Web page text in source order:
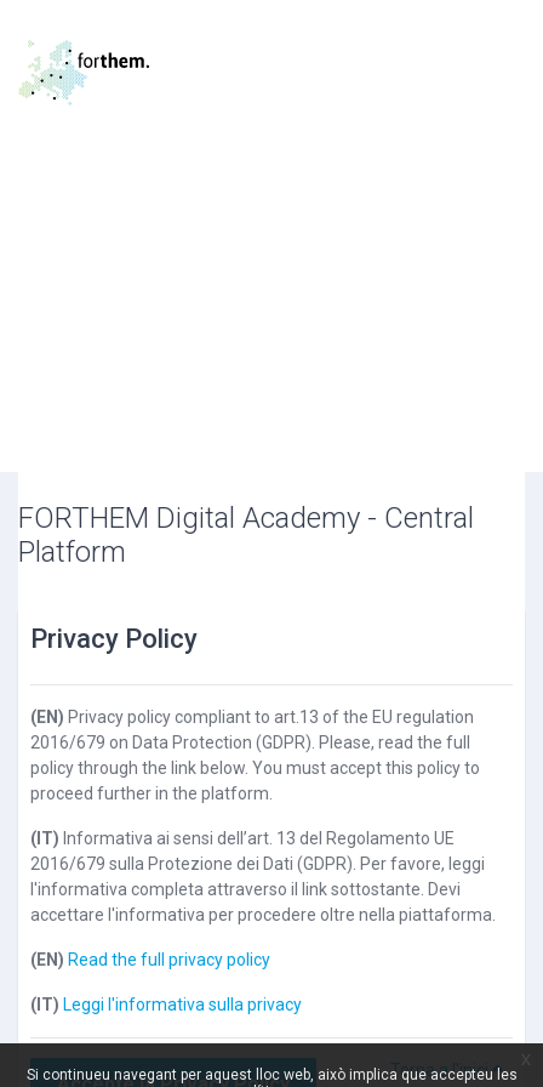
Si continueu navegant per aquest lloc web, això implica que accepteu les
FORTHEM Digital Academy - Central
Platform
Privacy Policy
(EN) Privacy policy compliant to art.13 of the EU regulation
2016/679 on Data Protection (GDPR). Please, read the full
policy through the link below. You must accept this policy to
proceed further in the platform.
(IT) Informativa ai sensi dell’art. 13 del Regolamento UE
2016/679 sulla Protezione dei Dati (GDPR). Per favore, leggi
l'informativa completa attraverso il link sottostante. Devi
accettare l'informativa per procedere oltre nella piattaforma.
(EN) Read the full privacy policy
(IT) Leggi l'informativa sulla privacy
Torna a l'inici